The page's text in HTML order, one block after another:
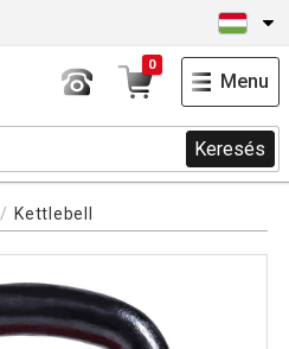
Keresés
0
Menu
Kettlebell